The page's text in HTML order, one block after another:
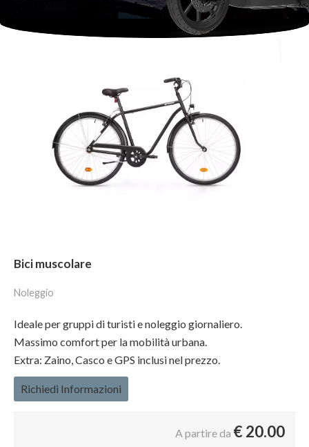
Bici muscolare
Noleggio
Ideale per gruppi di turisti e noleggio giornaliero.
Massimo comfort per la mobilità urbana.
Extra: Zaino, Casco e GPS inclusi nel prezzo.
Richiedi Informazioni
A partire da €20.00